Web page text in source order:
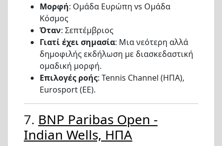
Μορφή: Ομάδα Ευρώπη vs Ομάδα
Κόσμος
Όταν: Σεπτέμβριος
Γιατί έχει σημασία: Μια νεότερη αλλά
δημοφιλής εκδήλωση με διασκεδαστική
ομαδική μορφή.
Επιλογές ροής: Tennis Channel (ΗΠΑ),
Eurosport (ΕΕ).
7. BNP Paribas Open -
Indian Wells, ΗΠΑ